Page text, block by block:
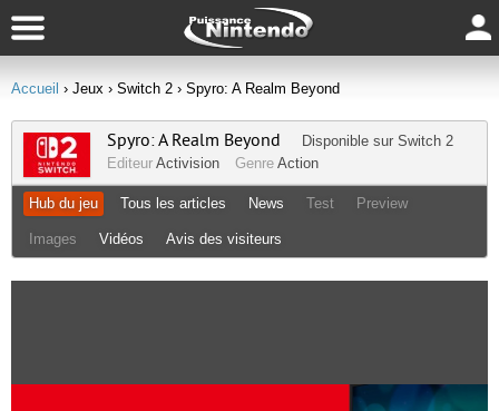
Accueil › Jeux › Switch 2 › Spyro: A Realm Beyond
Spyro: A Realm Beyond Disponible sur Switch 2
Editeur Activision Genre Action
Hub du jeu Tous les articles News Test Preview
Images Vidéos Avis des visiteurs